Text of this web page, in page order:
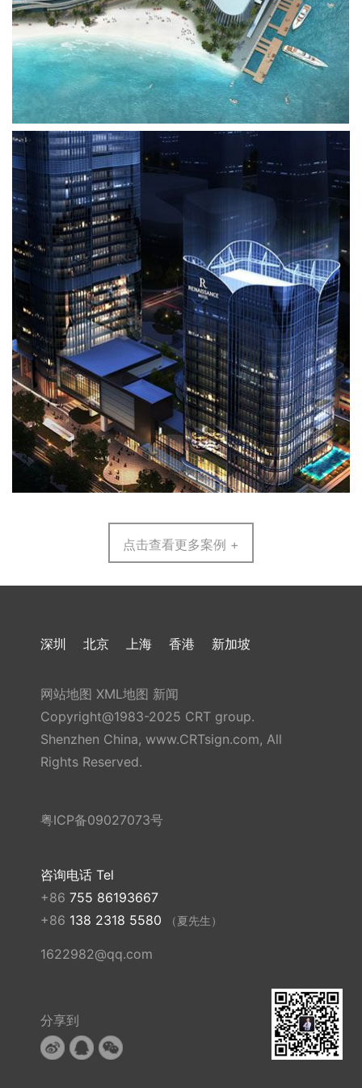
点击查看更多案例 +
深圳 北京 上海 香港 新加坡
网站地图 XML地图 新闻
Copyright@1983-2025 CRT group.
Shenzhen China, www.CRTsign.com, All
Rights Reserved.
粤ICP备09027073号
咨询电话 Tel
+86 755 86193667
+86 138 2318 5580 （夏先生）
1622982@qq.com
分享到